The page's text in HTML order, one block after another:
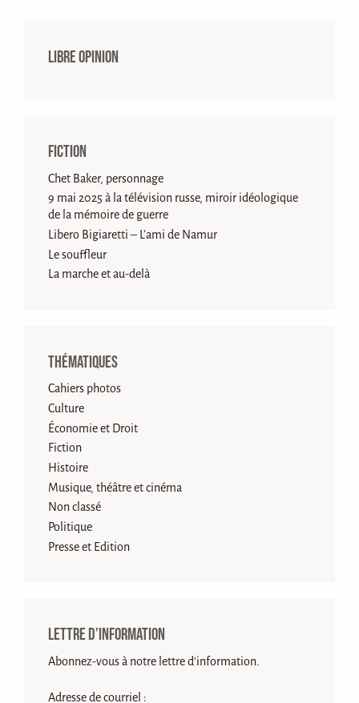
Libre opinion
Fiction
Chet Baker, personnage
9 mai 2025 à la télévision russe, miroir idéologique
de la mémoire de guerre
Libero Bigiaretti – L’ami de Namur
Le souffleur
La marche et au-delà
Thématiques
Cahiers photos
Culture
Économie et Droit
Fiction
Histoire
Musique, théâtre et cinéma
Non classé
Politique
Presse et Edition
Lettre d’information
Abonnez-vous à notre lettre d'information.
Adresse de courriel :